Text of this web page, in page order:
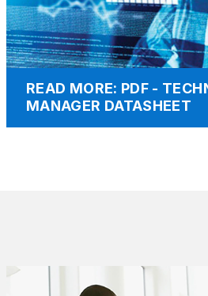
READ MORE: PDF -
MANAGER DATASHEET